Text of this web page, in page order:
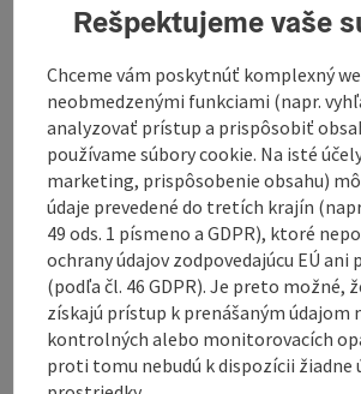
4 carpet granulate courts for indoor
round
1 indoor ball court, ideal for football,
various ball sports
1 gymnastics hall with a professional
programme
Dionis sports buffet open from
Sports activities in the sections
or hire the halls (also to private
companies)
Rešpektujeme vaše
Chceme vám poskytnúť komplexný
neobmedzenými funkciami (napr.
analyzovať prístup a prispôsobiť
používame súbory cookie. Na isté
marketing, prispôsobenie obsahu)
údaje prevedené do tretích krajín
49 ods. 1 písmeno a GDPR), ktoré
ochrany údajov zodpovedajúcu EÚ ani
(podľa čl. 46 GDPR). Je preto možné,
získajú prístup k prenášaným údajom
kontrolných alebo monitorovacích
proti tomu nebudú k dispozícii žiadne